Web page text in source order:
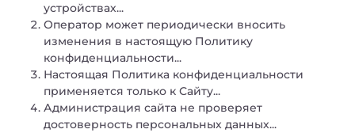
устройствах...
Оператор может периодически вносить
изменения в настоящую Политику
конфиденциальности...
Настоящая Политика конфиденциальности
применяется только к Сайту...
Администрация сайта не проверяет
достоверность персональных данных...